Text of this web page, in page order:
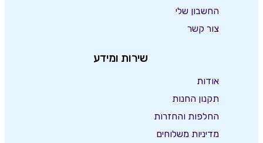
החשבון שלי
צור קשר
שירות ומידע
אודות
תקנון החנות
החלפות והחזרות
מדיניות משלוחים